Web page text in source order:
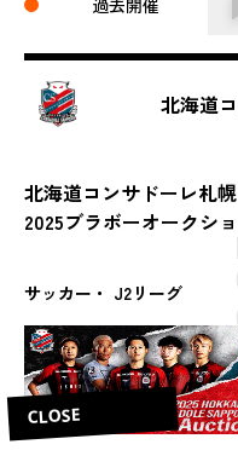
CLOSE
過去開催
北海道コンサドーレ札幌
2025ブラボーオークショ
口FC）
サッカー・ J2リーグ